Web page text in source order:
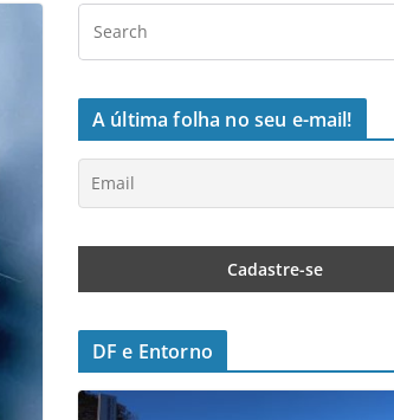
A última folha no seu e-mail!
DF e Entorno